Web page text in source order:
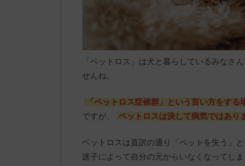
「ペットロス」は犬と暮らしているみなさ
せんね。
「ペットロス症候群」という言い方をす
ですが、
ペットロスは決して病気ではあり
ペットロスは直訳の通り「ペットを失う」
迷子によって自分の元からいなくなってし